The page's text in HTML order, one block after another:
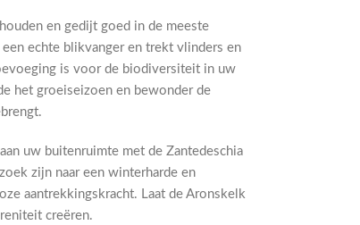
en gedijt goed in de meeste
echte blikvanger en trekt vlinders en
is voor de biodiversiteit in uw
het groeiseizoen en bewonder de
uw buitenruimte met de Zantedeschia
zijn naar een winterharde en
aantrekkingskracht. Laat de Aronskelk
creëren.